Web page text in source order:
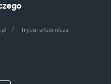
Trybuna Górnicza